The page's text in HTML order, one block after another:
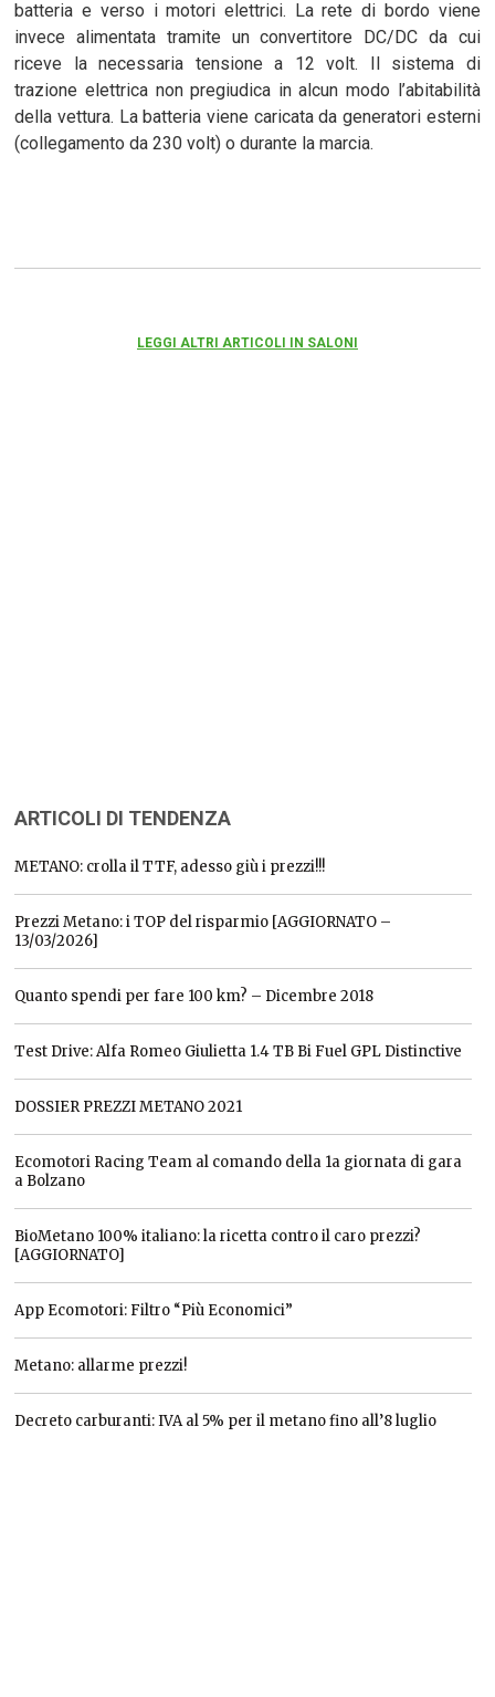
batteria e verso i motori elettrici. La rete di bordo viene
invece alimentata tramite un convertitore DC/DC da cui
riceve la necessaria tensione a 12 volt. Il sistema di
trazione elettrica non pregiudica in alcun modo l’abitabilità
della vettura. La batteria viene caricata da generatori esterni
(collegamento da 230 volt) o durante la marcia.
LEGGI ALTRI ARTICOLI IN SALONI
ARTICOLI DI TENDENZA
METANO: crolla il TTF, adesso giù i prezzi!!!
Prezzi Metano: i TOP del risparmio [AGGIORNATO –
13/03/2026]
Quanto spendi per fare 100 km? – Dicembre 2018
Test Drive: Alfa Romeo Giulietta 1.4 TB Bi Fuel GPL Distinctive
DOSSIER PREZZI METANO 2021
Ecomotori Racing Team al comando della 1a giornata di gara
a Bolzano
BioMetano 100% italiano: la ricetta contro il caro prezzi?
[AGGIORNATO]
App Ecomotori: Filtro “Più Economici”
Metano: allarme prezzi!
Decreto carburanti: IVA al 5% per il metano fino all’8 luglio